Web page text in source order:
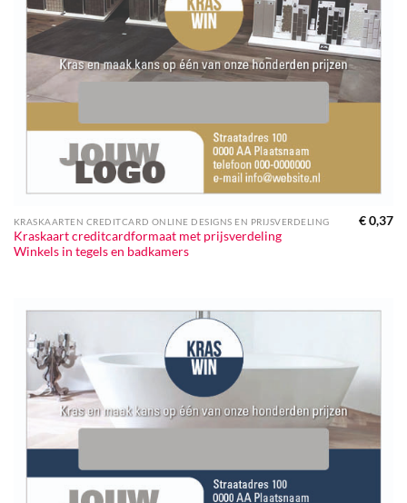
KRASKAARTEN CREDITCARD ONLINE DESIGNS EN PRIJSVERDELING
Kraskaart creditcardformaat met prijsverdeling
Winkels in tegels en badkamers
€0,37